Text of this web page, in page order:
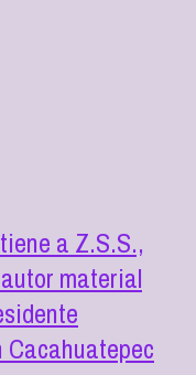
a Z.S.S.,
material
Cacahuatepec